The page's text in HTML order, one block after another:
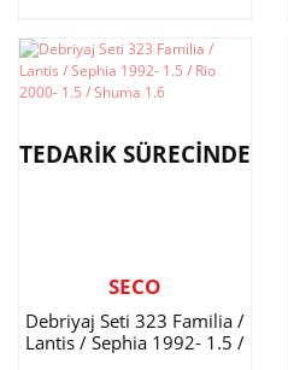
TEDARİK SÜRECİNDE
SECO
Debriyaj Seti 323 Familia /
Lantis / Sephia 1992- 1.5 /